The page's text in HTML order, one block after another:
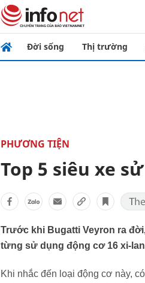
Đời sống Thị trường
PHƯƠNG TIỆN
Top 5 siêu xe
Trước khi Bugatti Veyron ra
từng sử dụng động cơ 16 xi-
Khi nhắc đến loại động cơ này,